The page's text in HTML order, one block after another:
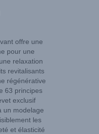
offre une
pour une
relaxation
revitalisants
régénérative
63 principes
exclusif
un modelage
les
et élasticité